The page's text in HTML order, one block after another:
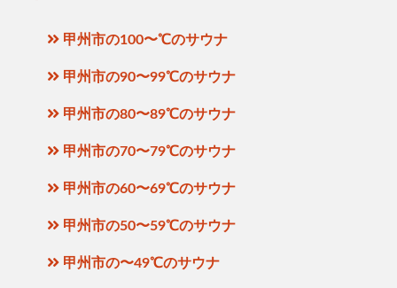
甲州市の100〜℃のサウナ
甲州市の90〜99℃のサウナ
甲州市の80〜89℃のサウナ
甲州市の70〜79℃のサウナ
甲州市の60〜69℃のサウナ
甲州市の50〜59℃のサウナ
甲州市の〜49℃のサウナ